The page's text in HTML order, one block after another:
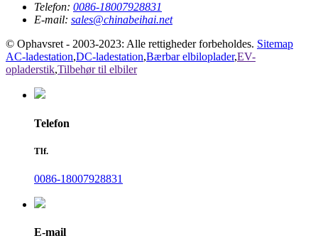
Telefon: 0086-18007928831
E-mail: sales@chinabeihai.net
© Ophavsret - 2003-2023: Alle rettigheder forbeholdes. Sitemap
AC-ladestation,DC-ladestation,Bærbar elbiloplader,EV-
opladerstik,Tilbehør til elbiler
Telefon
Tlf.
0086-18007928831
E-mail